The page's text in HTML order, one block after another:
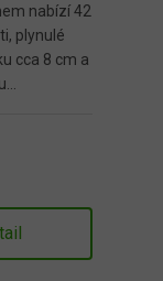
nabízí 42
plynulé
cca 8 cm a